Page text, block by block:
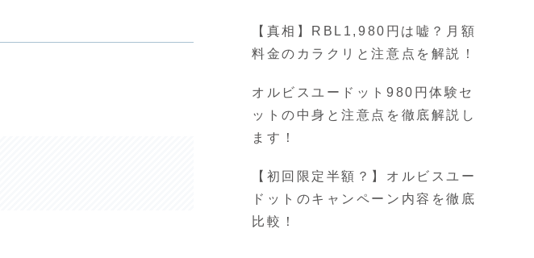
【真相】RBL1,980円は嘘？月額
料金のカラクリと注意点を解説！
オルビスユードット980円体験セ
ットの中身と注意点を徹底解説し
ます！
【初回限定半額？】オルビスユー
ドットのキャンペーン内容を徹底
比較！